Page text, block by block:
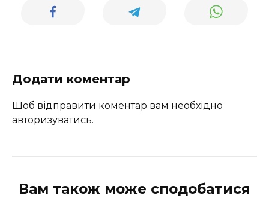
Додати коментар
Щоб відправити коментар вам необхідно
авторизуватись.
Вам також може сподобатися